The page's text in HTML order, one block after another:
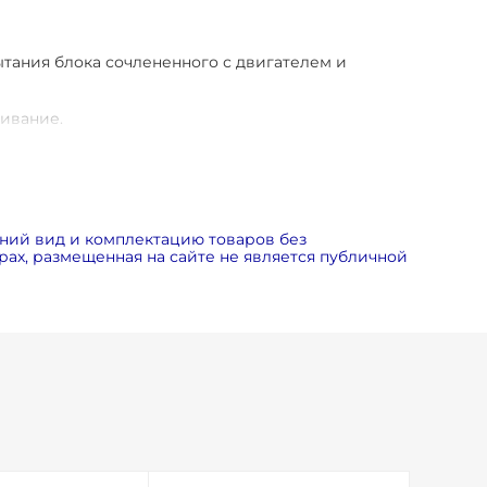
блока сочлененного с двигателем и
площади.
вид и комплектацию товаров без
размещенная на сайте не является публичной